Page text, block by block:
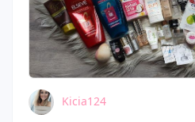
Kicia124